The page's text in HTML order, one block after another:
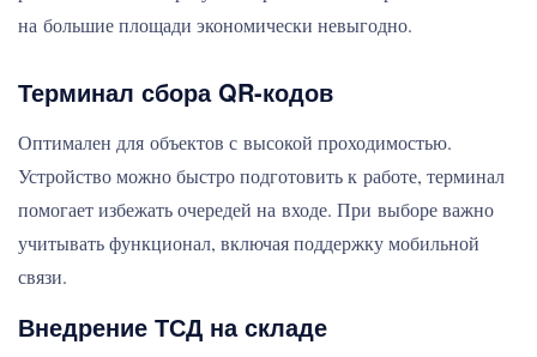
на большие площади экономически невыгодно.
Терминал сбора QR-кодов
Оптимален для объектов с высокой проходимостью.
Устройство можно быстро подготовить к работе, терминал
помогает избежать очередей на входе. При выборе важно
учитывать функционал, включая поддержку мобильной
связи.
Внедрение ТСД на складе